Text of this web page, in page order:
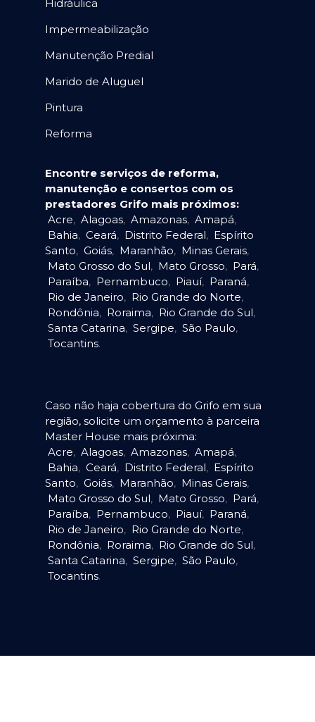
Hidráulica
Impermeabilização
Manutenção Predial
Marido de Aluguel
Pintura
Reforma
Encontre serviços de reforma,
manutenção e consertos com os
prestadores Grifo mais próximos:
Acre, Alagoas, Amazonas, Amapá,
Bahia, Ceará, Distrito Federal, Espírito
Santo, Goiás, Maranhão, Minas Gerais,
Mato Grosso do Sul, Mato Grosso, Pará,
Paraíba, Pernambuco, Piauí, Paraná,
Rio de Janeiro, Rio Grande do Norte,
Rondônia, Roraima, Rio Grande do Sul,
Santa Catarina, Sergipe, São Paulo,
Tocantins.
Caso não haja cobertura do Grifo em sua
região, solicite um orçamento à parceira
Master House mais próxima:
Acre, Alagoas, Amazonas, Amapá,
Bahia, Ceará, Distrito Federal, Espírito
Santo, Goiás, Maranhão, Minas Gerais,
Mato Grosso do Sul, Mato Grosso, Pará,
Paraíba, Pernambuco, Piauí, Paraná,
Rio de Janeiro, Rio Grande do Norte,
Rondônia, Roraima, Rio Grande do Sul,
Santa Catarina, Sergipe, São Paulo,
Tocantins.